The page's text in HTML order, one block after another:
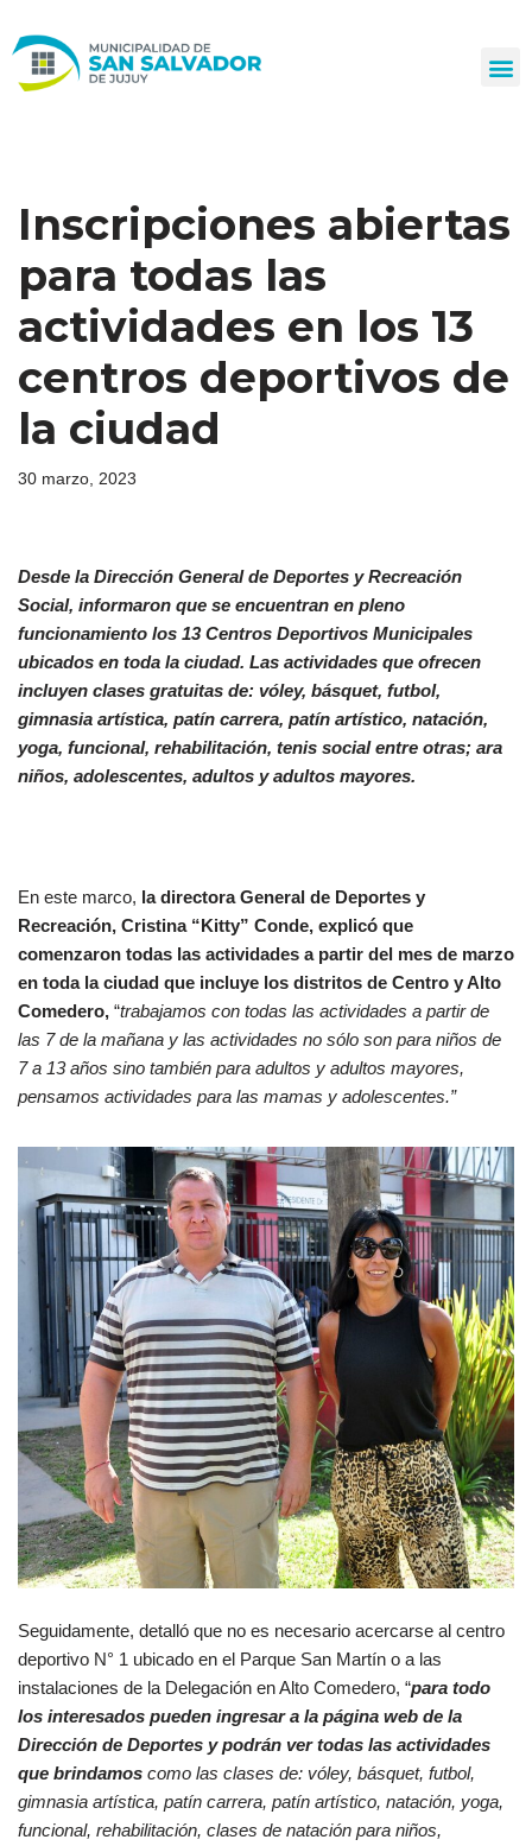
al
Inscripciones abiertas
para todas las
actividades en los 13
centros deportivos de
la ciudad
30 marzo, 2023
Desde la Dirección General de Deportes y Recreación
Social, informaron que se encuentran en pleno
funcionamiento los 13 Centros Deportivos Municipales
ubicados en toda la ciudad. Las actividades que ofrecen
incluyen clases gratuitas de: vóley, básquet, futbol,
gimnasia artística, patín carrera, patín artístico, natación,
yoga, funcional, rehabilitación, tenis social entre otras; ara
niños, adolescentes, adultos y adultos mayores.
En este marco, la directora General de Deportes y
Recreación, Cristina “Kitty” Conde, explicó que
comenzaron todas las actividades a partir del mes de marzo
en toda la ciudad que incluye los distritos de Centro y Alto
Comedero, “trabajamos con todas las actividades a partir de
las 7 de la mañana y las actividades no sólo son para niños de
7 a 13 años sino también para adultos y adultos mayores,
pensamos actividades para las mamas y adolescentes.”
Seguidamente, detalló que no es necesario acercarse al centro
deportivo N° 1 ubicado en el Parque San Martín o a las
instalaciones de la Delegación en Alto Comedero, “para todo
los interesados pueden ingresar a la página web de la
Dirección de Deportes y podrán ver todas las actividades
que brindamos como las clases de: vóley, básquet, futbol,
gimnasia artística, patín carrera, patín artístico, natación, yoga,
funcional, rehabilitación, clases de natación para niños,